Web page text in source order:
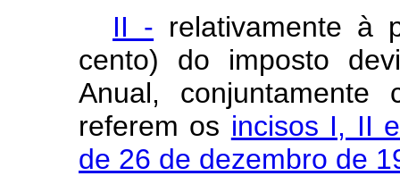
II - relativamente à
cento) do imposto
Anual,
referem os incisos I, II
de 26 de dezembro de